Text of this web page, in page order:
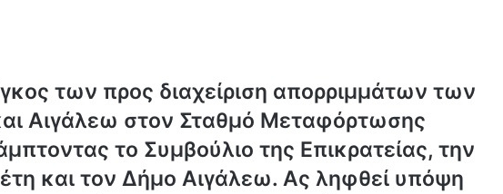
των προς διαχείριση απορριμμάτων των
Αιγάλεω στον Σταθμό Μεταφόρτωσης
το Συμβούλιο της Επικρατείας, την
και τον Δήμο Αιγάλεω. Ας ληφθεί υπόψη